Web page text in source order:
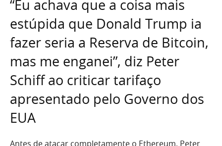
“Eu achava que a coisa mais
estúpida que Donald Trump ia
fazer seria a Reserva de Bitcoin,
mas me enganei”, diz Peter
Schiff ao criticar tarifaço
apresentado pelo Governo dos
EUA
Antes de atacar completamente o Ethereum, Peter